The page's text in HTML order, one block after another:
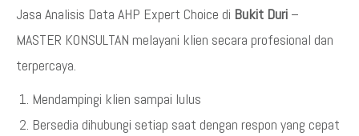
Jasa Analisis Data AHP Expert Choice di Bukit Duri –
MASTER KONSULTAN melayani klien secara profesional dan
terpercaya.
Mendampingi klien sampai lulus
Bersedia dihubungi setiap saat dengan respon yang cepat